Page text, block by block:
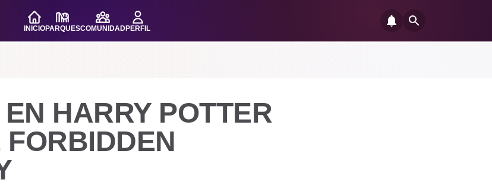
INICIOPARQUESCOMUNIDADPERFIL
HARRY POTTER